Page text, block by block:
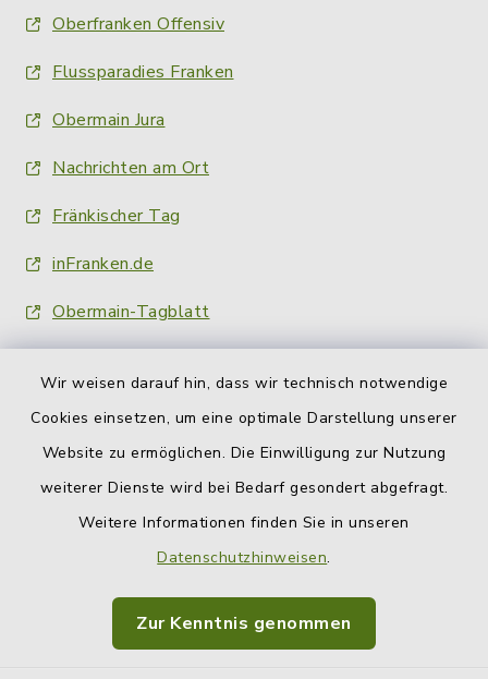
Wir weisen darauf hin, dass wir technisch notwendige
Cookies einsetzen, um eine optimale Darstellung unserer
Website zu ermöglichen. Die Einwilligung zur Nutzung
weiterer Dienste wird bei Bedarf gesondert abgefragt.
Weitere Informationen finden Sie in unseren
Datenschutzhinweisen.
Zur Kenntnis genommen
Oberfranken Offensiv
Flussparadies Franken
Obermain Jura
Nachrichten am Ort
Fränkischer Tag
inFranken.de
Obermain-Tagblatt
Barrierefreiheit